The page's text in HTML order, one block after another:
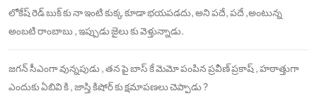
లోకేష్ రెడ్ బుక్ కు నా ఇంటి కుక్క కూడా భయపడదు, అని పదే, పదే ,అంటున్న
అంబటి రాంబాబు , ఇప్పుడు జైలు కు వెళ్తున్నాడు.
జగన్ సీఎంగా వున్నపుడు , తన పై బాస్ కే మెమో పంపిన ప్రవీణ్ ప్రకాష్ , హఠాత్తుగా
ఎందుకు ఏబివి కి , జాస్తి కిషోర్ కు క్షమాపణలు చెప్పాడు ?